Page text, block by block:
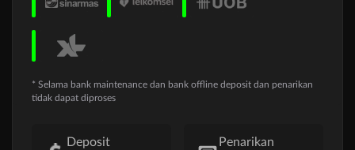
* Selama bank maintenance dan bank offline deposit dan penarikan
tidak dapat diproses
Deposit Penarikan